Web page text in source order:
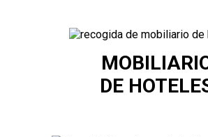
DE